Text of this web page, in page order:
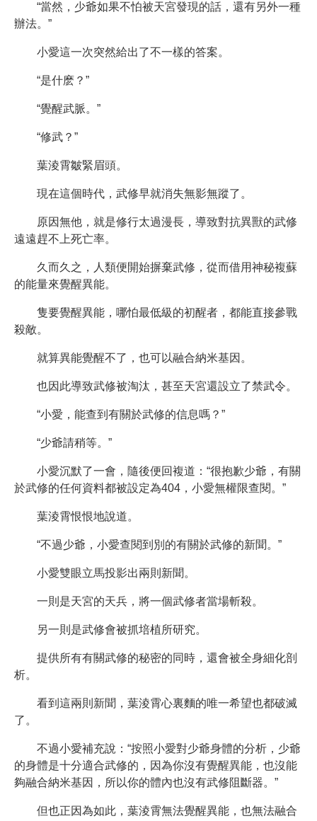
“當然，少爺如果不怕被天宮發現的話，還有另外一種
辦法。”
小愛這一次突然給出了不一樣的答案。
“是什麽？”
“覺醒武脈。”
“修武？”
葉淩霄皺緊眉頭。
現在這個時代，武修早就消失無影無蹤了。
原因無他，就是修行太過漫長，導致對抗異獸的武修
遠遠趕不上死亡率。
久而久之，人類便開始摒棄武修，從而借用神秘複蘇
的能量來覺醒異能。
隻要覺醒異能，哪怕最低級的初醒者，都能直接參戰
殺敵。
就算異能覺醒不了，也可以融合納米基因。
也因此導致武修被淘汰，甚至天宮還設立了禁武令。
“小愛，能查到有關於武修的信息嗎？”
“少爺請稍等。”
小愛沉默了一會，隨後便回複道：“很抱歉少爺，有關
於武修的任何資料都被設定為404，小愛無權限查閱。”
葉淩霄恨恨地說道。
“不過少爺，小愛查閱到別的有關於武修的新聞。”
小愛雙眼立馬投影出兩則新聞。
一則是天宮的天兵，將一個武修者當場斬殺。
另一則是武修會被抓培植所研究。
提供所有有關武修的秘密的同時，還會被全身細化剖
析。
看到這兩則新聞，葉淩霄心裏麵的唯一希望也都破滅
了。
不過小愛補充說：“按照小愛對少爺身體的分析，少爺
的身體是十分適合武修的，因為你沒有覺醒異能，也沒能
夠融合納米基因，所以你的體內也沒有武修阻斷器。”
但也正因為如此，葉淩霄無法覺醒異能，也無法融合